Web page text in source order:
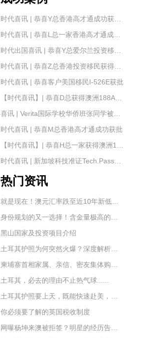
时代喜讯 | 恭喜客户美国移民I-526E获批
时代喜讯 | 恭喜M总香港高才通成功获批
热门资讯
黑山国家及投资项目介绍
土耳其，必去的理由不止热气球......
你必须要了解的英国税收制度